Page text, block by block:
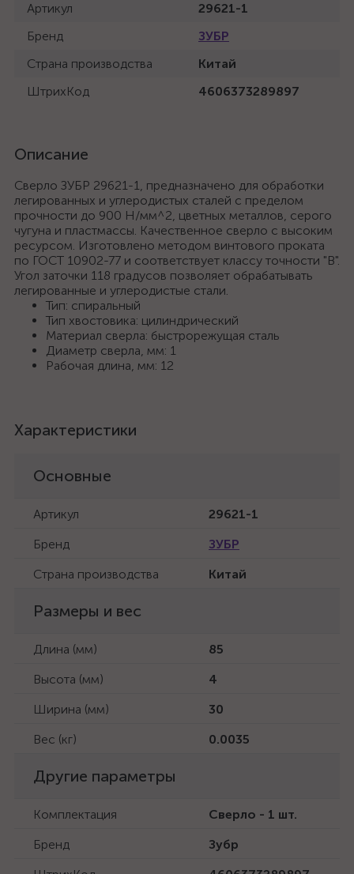
Артикул
29621-1
Бренд
ЗУБР
Страна производства
Китай
ШтрихКод
4606373289897
Описание
Сверло ЗУБР 29621-1, предназначено для обработки
легированных и углеродистых сталей с пределом
прочности до 900 Н/мм^2, цветных металлов, серого
чугуна и пластмассы. Качественное сверло с высоким
ресурсом. Изготовлено методом винтового проката
по ГОСТ 10902-77 и соответствует классу точности "В".
Угол заточки 118 градусов позволяет обрабатывать
легированные и углеродистые стали.
Тип: спиральный
Тип хвостовика: цилиндрический
Материал сверла: быстрорежущая сталь
Диаметр сверла, мм: 1
Рабочая длина, мм: 12
Характеристики
Основные
Артикул
29621-1
Бренд
ЗУБР
Страна производства
Китай
Размеры и вес
Длина (мм)
85
Высота (мм)
4
Ширина (мм)
30
Вес (кг)
0.0035
Другие параметры
Комплектация
Сверло - 1 шт.
Бренд
Зубр